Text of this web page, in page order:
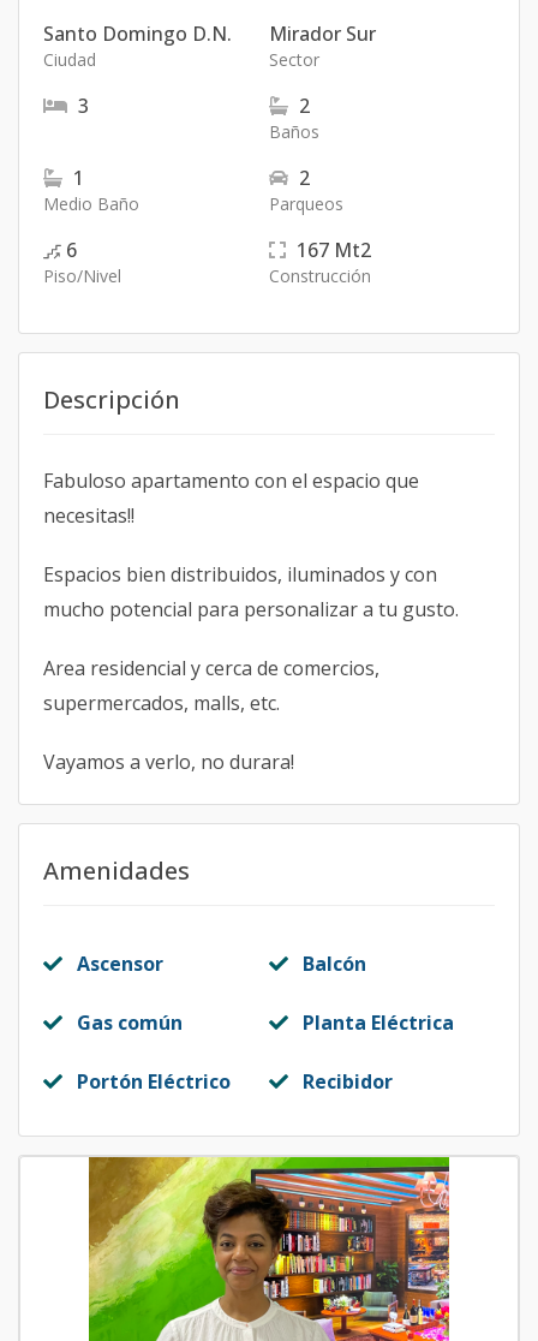
Santo Domingo D.N.
Ciudad
Mirador Sur
Sector
3 2
Baños
1
Medio Baño
2
Parqueos
6
Piso/Nivel
167 Mt2
Construcción
Descripción
Fabuloso apartamento con el espacio que
necesitas!!
Espacios bien distribuidos, iluminados y con
mucho potencial para personalizar a tu gusto.
Area residencial y cerca de comercios,
supermercados, malls, etc.
Vayamos a verlo, no durara!
Amenidades
Ascensor Balcón
Gas común Planta Eléctrica
Portón Eléctrico Recibidor